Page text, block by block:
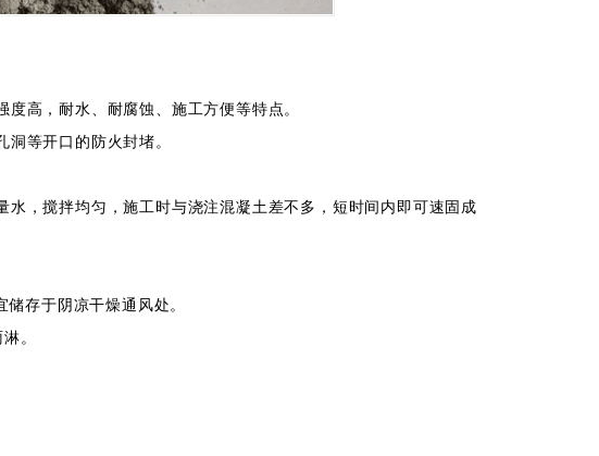
高，耐水、耐腐蚀、施工方便等特点。
等开口的防火封堵。
，搅拌均匀，施工时与浇注混凝土差不多，短时间内即可速固成
存于阴凉干燥通风处。
。